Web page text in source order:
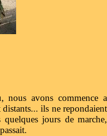
nous avons commence a
ils ne repondaient
jours de marche,